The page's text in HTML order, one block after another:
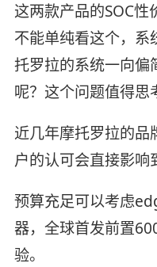
这两款产品的SOC
不能单纯看这个，系
托罗拉的系统一向偏
呢？这个问题值得思
近几年摩托罗拉的品
户的认可会直接影响
预算充足可以考虑
器，全球首发前置
验。